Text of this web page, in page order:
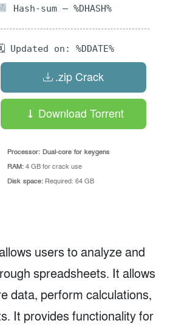
Hash-sum — %DHASH%
Updated on: %DDATE%
.zip Crack
Download Torrent
Processor: Dual-core for keygens
RAM: 4 GB for crack use
Disk space: Required: 64 GB
users to analyze and
spreadsheets. It allows
data, perform calculations,
It provides functionality for